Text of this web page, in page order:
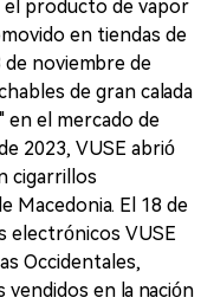
el producto de vapor
en tiendas de
de noviembre de
de gran calada
en el mercado de
2023, VUSE abrió
cigarrillos
Macedonia. El 18 de
electrónicos VUSE
Occidentales,
en la nación